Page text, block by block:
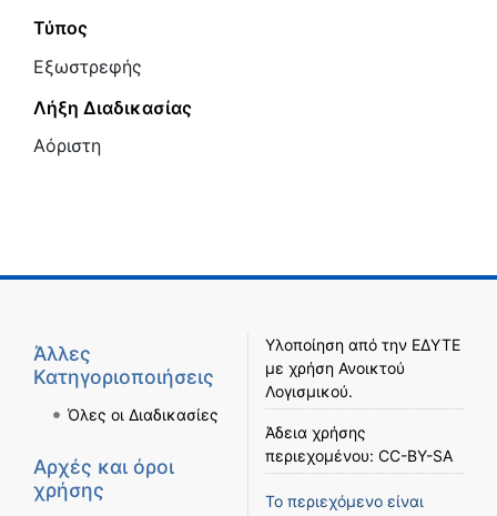
Τύπος
Εξωστρεφής
Λήξη Διαδικασίας
Αόριστη
Άλλες
Κατηγοριοποιήσεις
Όλες οι Διαδικασίες
Αρχές και όροι
χρήσης
Υλοποίηση από την ΕΔΥΤΕ
με χρήση Ανοικτού
Λογισμικού.
Άδεια χρήσης
περιεχομένου: CC-BY-SA
Το περιεχόμενο είναι